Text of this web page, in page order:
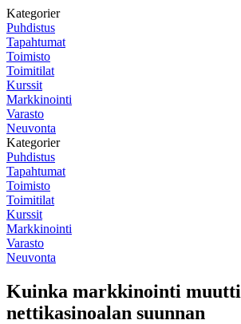
Kategorier
Puhdistus
Tapahtumat
Toimisto
Toimitilat
Kurssit
Markkinointi
Varasto
Neuvonta
Kategorier
Puhdistus
Tapahtumat
Toimisto
Toimitilat
Kurssit
Markkinointi
Varasto
Neuvonta
Kuinka markkinointi muutti
nettikasinoalan suunnan